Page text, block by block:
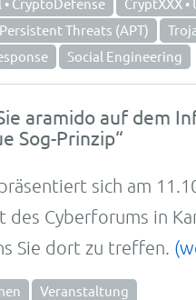
Threats (APT)
Social Engineering
aramido auf dem
Sog-Prinzip“
sich am
des Cyber­forums in
Sie dort zu treffen.
Veranstaltung